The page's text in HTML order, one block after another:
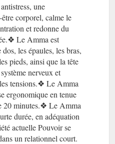
une
corporel, calme le
et redonne du
Le Amma est
les épaules, les bras,
pieds, ainsi que la tête
nerveux et
tensions.❖ Le Amma
ergonomique en tenue
20 minutes.❖ Le Amma
durée, en adéquation
actuelle Pouvoir se
un relationnel court.